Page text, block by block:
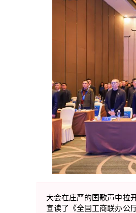
大会在庄严的国歌声中拉
宣读了《全国工商联办公